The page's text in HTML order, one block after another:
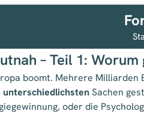
– Teil 1: Worum
boomt. Mehrere Milliarden
unterschiedlichstenSachen
oder die